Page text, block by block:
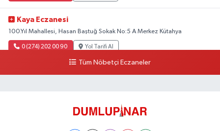
Kaya Eczanesi
100.Yıl Mahallesi, Hasan Baştuğ Sokak No:5 A Merkez Kütahya
0 (274) 202 00 90 Yol Tarifi Al
Tüm Nöbetçi Eczaneler